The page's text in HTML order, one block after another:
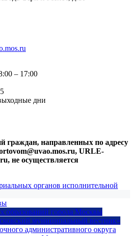
– 17:00
дни
граждан, направленных по адресу
URLE-
не осуществляется